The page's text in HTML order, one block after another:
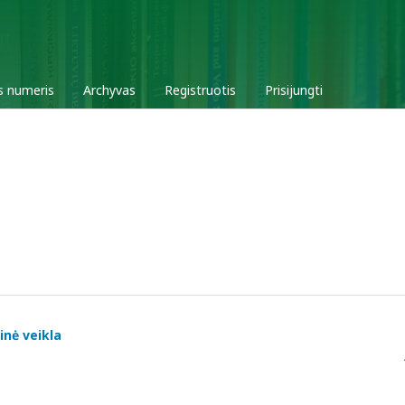
numeris Archyvas Registruotis Prisijungti
veikla